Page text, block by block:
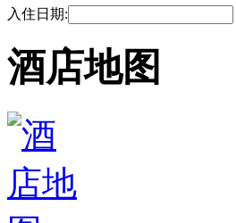
入住日期:
酒店地图